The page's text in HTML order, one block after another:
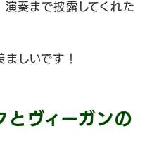
奏まで披露してくれた
しいです！
とヴィーガンの